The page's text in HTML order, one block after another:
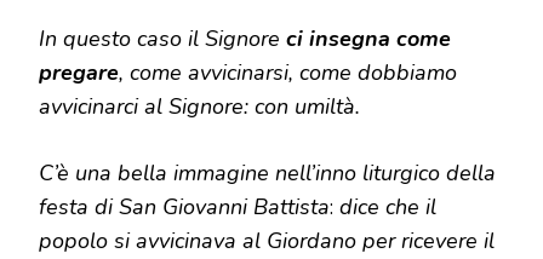
In questo caso il Signore ci insegna come
pregare, come avvicinarsi, come dobbiamo
avvicinarci al Signore: con umiltà.
C’è una bella immagine nell’inno liturgico della
festa di San Giovanni Battista: dice che il
popolo si avvicinava al Giordano per ricevere il